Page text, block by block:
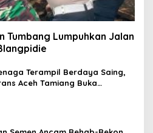
Tumbang Lumpuhkan Jalan
Terampil Berdaya Saing,
Aceh Tamiang Buka